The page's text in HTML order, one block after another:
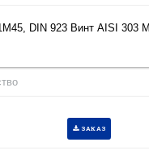
DIN 923 Винт AISI 303
ЗАКАЗ